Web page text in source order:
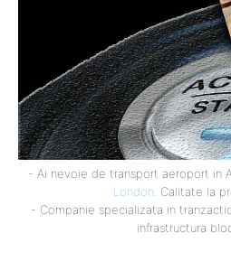
- Ai nevoie de transport aeroport in
London. Calitate la
- Companie specializata in
infrastructura